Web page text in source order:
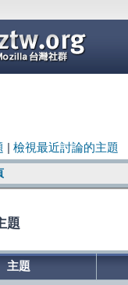
檢視最近討論的主題
題
主題